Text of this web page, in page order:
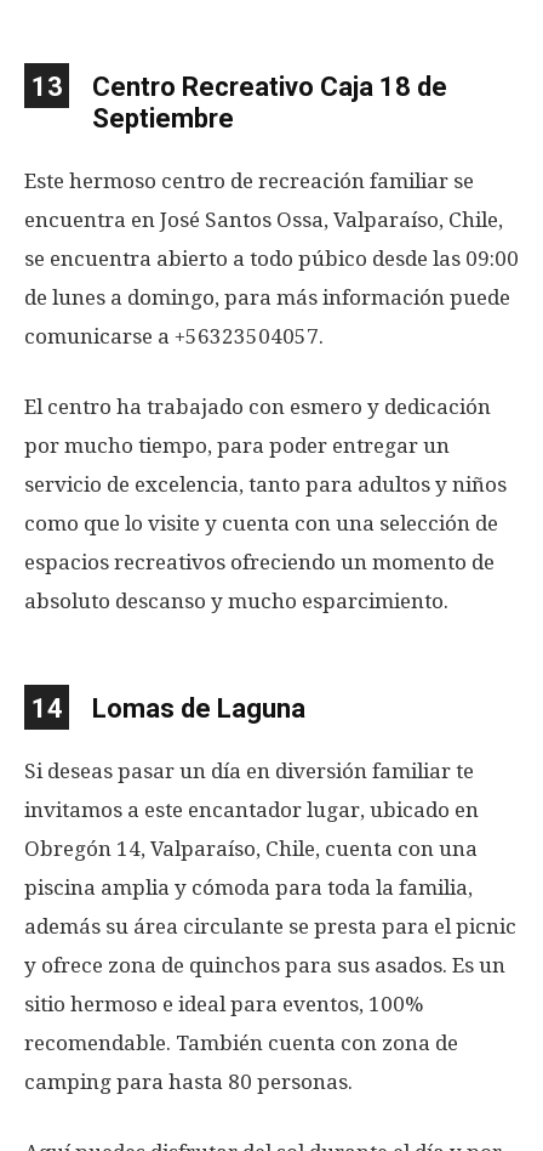
13
Centro Recreativo Caja 18 de
Septiembre
Este hermoso centro de recreación familiar se
encuentra en José Santos Ossa, Valparaíso, Chile,
se encuentra abierto a todo púbico desde las 09:00
de lunes a domingo, para más información puede
comunicarse a +56323504057.
El centro ha trabajado con esmero y dedicación
por mucho tiempo, para poder entregar un
servicio de excelencia, tanto para adultos y niños
como que lo visite y cuenta con una selección de
espacios recreativos ofreciendo un momento de
absoluto descanso y mucho esparcimiento.
14 Lomas de Laguna
Si deseas pasar un día en diversión familiar te
invitamos a este encantador lugar, ubicado en
Obregón 14, Valparaíso, Chile, cuenta con una
piscina amplia y cómoda para toda la familia,
además su área circulante se presta para el picnic
y ofrece zona de quinchos para sus asados. Es un
sitio hermoso e ideal para eventos, 100%
recomendable. También cuenta con zona de
camping para hasta 80 personas.